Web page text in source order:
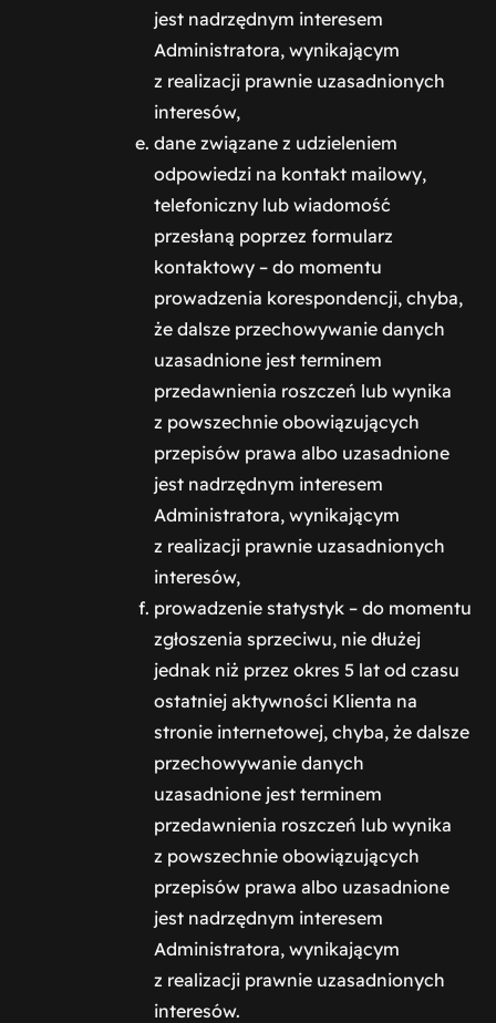
jest nadrzędnym interesem
Administratora, wynikającym
z realizacji prawnie uzasadnionych
interesów,
dane związane z udzieleniem
odpowiedzi na kontakt mailowy,
telefoniczny lub wiadomość
przesłaną poprzez formularz
kontaktowy – do momentu
prowadzenia korespondencji, chyba,
że dalsze przechowywanie danych
uzasadnione jest terminem
przedawnienia roszczeń lub wynika
z powszechnie obowiązujących
przepisów prawa albo uzasadnione
jest nadrzędnym interesem
Administratora, wynikającym
z realizacji prawnie uzasadnionych
interesów,
prowadzenie statystyk – do momentu
zgłoszenia sprzeciwu, nie dłużej
jednak niż przez okres 5 lat od czasu
ostatniej aktywności Klienta na
stronie internetowej, chyba, że dalsze
przechowywanie danych
uzasadnione jest terminem
przedawnienia roszczeń lub wynika
z powszechnie obowiązujących
przepisów prawa albo uzasadnione
jest nadrzędnym interesem
Administratora, wynikającym
z realizacji prawnie uzasadnionych
interesów.